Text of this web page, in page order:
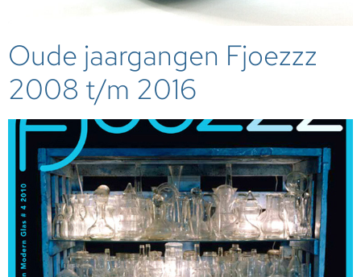
Oude jaargangen Fjoezzz
2008 t/m 2016